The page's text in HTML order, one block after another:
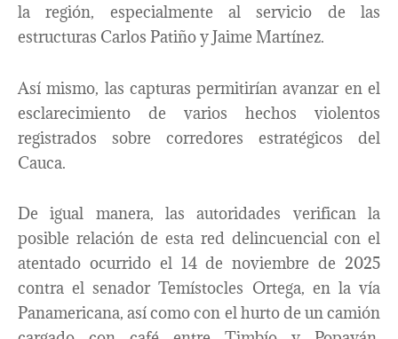
la región, especialmente al servicio de las
estructuras Carlos Patiño y Jaime Martínez.
Así mismo, las capturas permitirían avanzar en el
esclarecimiento de varios hechos violentos
registrados sobre corredores estratégicos del
Cauca.
De igual manera, las autoridades verifican la
posible relación de esta red delincuencial con el
atentado ocurrido el 14 de noviembre de 2025
contra el senador Temístocles Ortega, en la vía
Panamericana, así como con el hurto de un camión